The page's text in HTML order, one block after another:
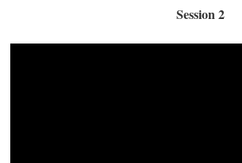
Session 2